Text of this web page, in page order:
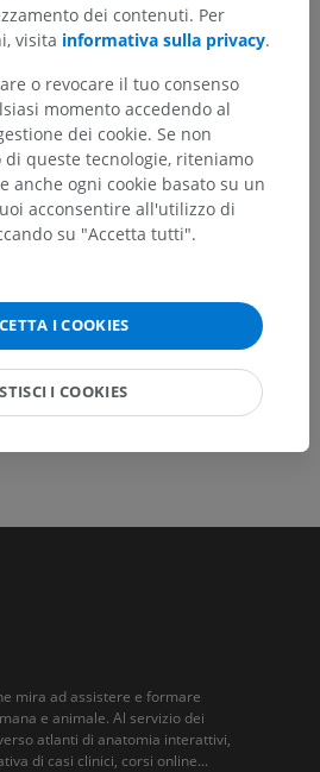
una correzione, traduzione o
contenuti.
un problema
mira ad assistere e formare
e animale. Al servizio dei
atlanti di anatomia interattivi,
di casi clinici, corsi online...
dei contenuti. Per
visita informativa sulla privacy.
o revocare il tuo consenso
momento accedendo al
dei cookie. Se non
queste tecnologie, riteniamo
anche ogni cookie basato su un
acconsentire all'utilizzo di
su "Accetta tutti".
I COOKIES
I COOKIES